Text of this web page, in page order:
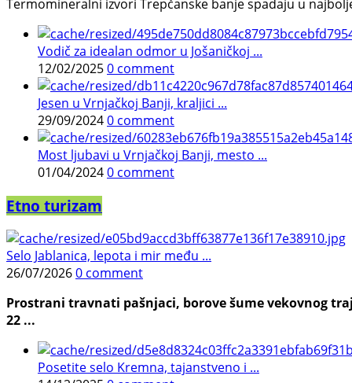
Termomineralni izvori Trepčanske banje spadaju u
Vodič za idealan odmor u Jošaničkoj ...
12/02/20250 comment
Jesen u Vrnjačkoj Banji, kraljici ...
29/09/20240 comment
Most ljubavi u Vrnjačkoj Banji, mesto ...
01/04/20240 comment
Etno turizam
Selo Jablanica, lepota i mir među ...
26/07/20260 comment
Prostrani travnati pašnjaci, borove šume vekovnog
22 ...
Posetite selo Kremna, tajanstveno i ...